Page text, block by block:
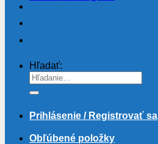
Hľadať:
Prihlásenie / Registrovať sa
Obľúbené položky